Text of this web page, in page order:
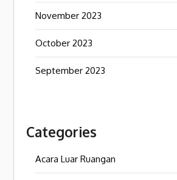
November 2023
October 2023
September 2023
Categories
Acara Luar Ruangan